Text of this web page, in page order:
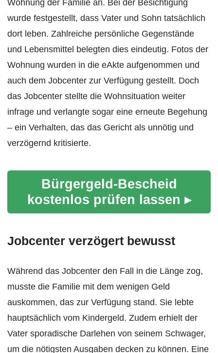
Wohnung der Familie an. Bei der Besichtigung
wurde festgestellt, dass Vater und Sohn tatsächlich
dort leben. Zahlreiche persönliche Gegenstände
und Lebensmittel belegten dies eindeutig. Fotos der
Wohnung wurden in die eAkte aufgenommen und
auch dem Jobcenter zur Verfügung gestellt. Doch
das Jobcenter stellte die Wohnsituation weiter
infrage und verlangte sogar eine erneute Begehung
– ein Verhalten, das das Gericht als unnötig und
verzögernd kritisierte.
Bürgergeld-Bescheid
kostenlos prüfen lassen ▸
Jobcenter verzögert bewusst
Während das Jobcenter den Fall in die Länge zog,
musste die Familie mit dem wenigen Geld
auskommen, das zur Verfügung stand. Sie lebte
hauptsächlich vom Kindergeld. Zudem erhielt der
Vater sporadische Darlehen von seinem Schwager,
um die nötigsten Ausgaben decken zu können. Eine